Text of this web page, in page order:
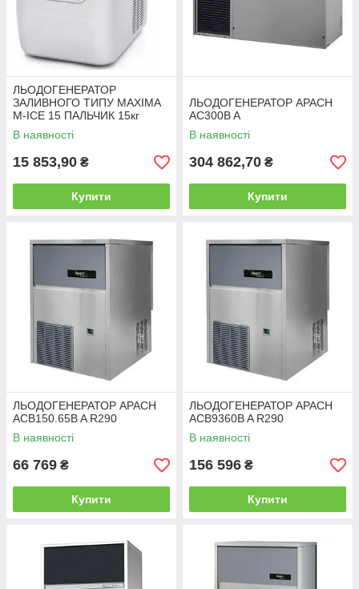
ЛЬОДОГЕНЕРАТОР
ЗАЛИВНОГО ТИПУ MAXIMA
M-ICE 15 ПАЛЬЧИК 15кг
В наявності
15 853,90 ₴
Купити
ЛЬОДОГЕНЕРАТОР APACH
AC300B A
В наявності
304 862,70 ₴
Купити
ЛЬОДОГЕНЕРАТОР APACH
ACB150.65B A R290
В наявності
66 769 ₴
Купити
ЛЬОДОГЕНЕРАТОР APACH
ACB9360B A R290
В наявності
156 596 ₴
Купити